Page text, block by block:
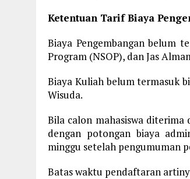
Ketentuan Tarif Biaya
Biaya Pengembangan belum
Program (NSOP), dan Jas
Biaya Kuliah belum termasuk
Wisuda.
Bila calon mahasiswa diterima
dengan potongan biaya
minggu setelah pengumuman
Batas waktu pendaftaran